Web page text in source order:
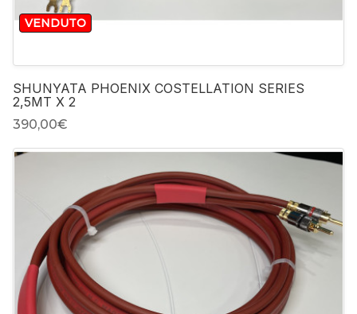
VENDUTO
SHUNYATA PHOENIX COSTELLATION SERIES
2,5MT X 2
390,00‎€